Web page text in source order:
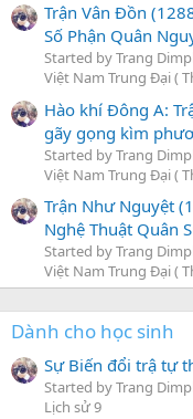
Trận Vân Đồn
Số Phận Quân
Started by Trang
Việt Nam Trung Đại (
Hào khí Đông A:
gãy gọng kìm
Started by Trang
Việt Nam Trung Đại (
Trận Như Nguyệt
Nghệ Thuật Quân
Started by Trang
Việt Nam Trung Đại (
Dành cho học sinh
Sự Biến đổi trậ tự
Started by Trang
Lịch sử 9